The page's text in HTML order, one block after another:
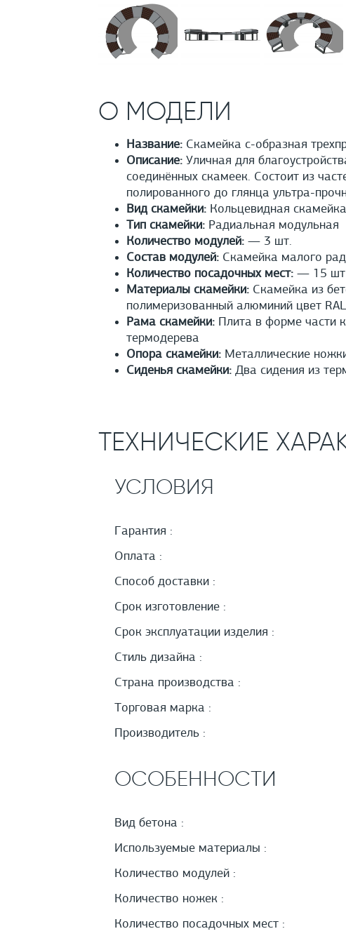
О МОДЕЛИ
Название: Скамейка с-образная
Описание: Уличная для
соединённых скамеек. Состоит из
полированного до глянца ультра-
Вид скамейки: Кольцевидная скамейка
Тип скамейки: Радиальная модульная
Количество модулей: — 3 шт.
Состав модулей: Скамейка малого
Количество посадочных мест: — 15 шт
Материалы скамейки: Скамейка из
полимеризованный алюминий цвет
Рама скамейки: Плита в форме части
термодерева
Опора скамейки: Металлические
Сиденья скамейки: Два сидения из
ТЕХНИЧЕСКИЕ
УСЛОВИЯ
Гарантия :
Оплата :
Способ доставки :
Срок изготовление :
Срок эксплуатации изделия :
Стиль дизайна :
Страна производства :
Торговая марка :
Производитель :
ОСОБЕННОСТИ
Вид бетона :
Используемые материалы :
Количество модулей :
Количество ножек :
Количество посадочных мест :